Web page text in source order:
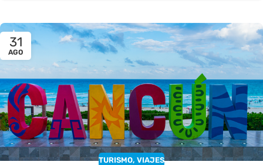
31
AGO
TURISMO, VIAJES